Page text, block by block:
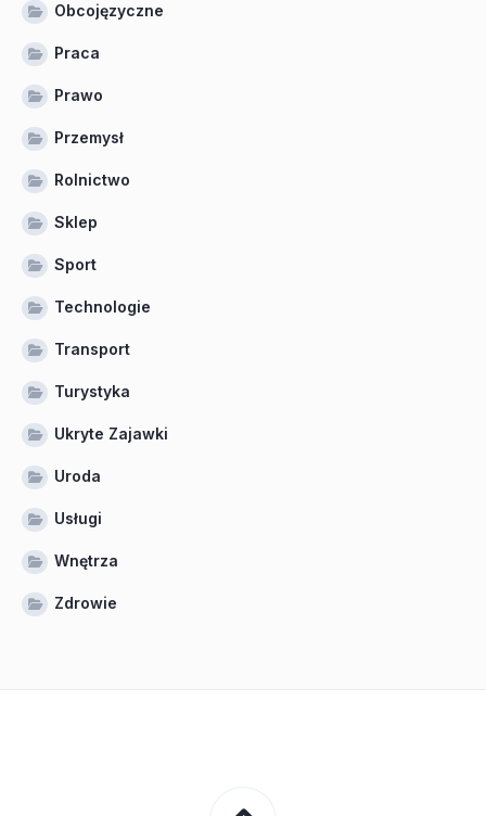
Obcojęzyczne
Praca
Prawo
Przemysł
Rolnictwo
Sklep
Sport
Technologie
Transport
Turystyka
Ukryte Zajawki
Uroda
Usługi
Wnętrza
Zdrowie